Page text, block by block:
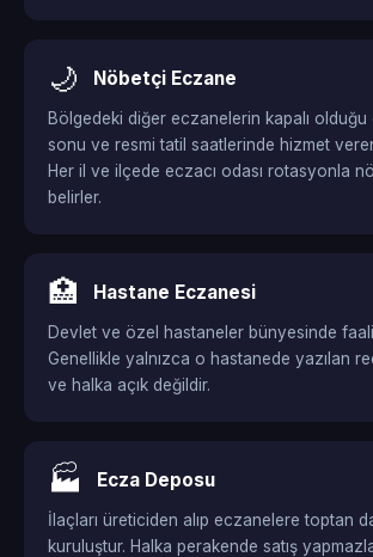
🌙 Nöbetçi Eczane
Bölgedeki diğer eczanelerin kapalı
sonu ve resmi tatil saatlerinde hizmet
Her il ve ilçede eczacı odası rotasyonla
belirler.
🏥 Hastane Eczanesi
Devlet ve özel hastaneler bünyesinde
Genellikle yalnızca o hastanede yazılan
ve halka açık değildir.
🏭 Ecza Deposu
İlaçları üreticiden alıp eczanelere toptan
kuruluştur. Halka perakende satış